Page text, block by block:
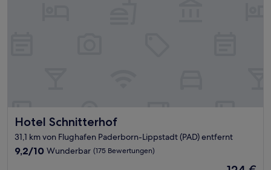
Hotel Schnitterhof
Hotel Schnitterhof
31,1 km von Flughafen Paderborn-Lippstadt (PAD) entfernt
9.2
9,2/10 Wunderbar (175 Bewertungen)
Der